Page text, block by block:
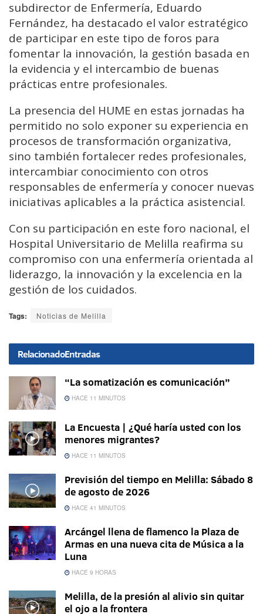
subdirector de Enfermería, Eduardo
Fernández, ha destacado el valor estratégico
de participar en este tipo de foros para
fomentar la innovación, la gestión basada en
la evidencia y el intercambio de buenas
prácticas entre profesionales.
La presencia del HUME en estas jornadas ha
permitido no solo exponer su experiencia en
procesos de transformación organizativa,
sino también fortalecer redes profesionales,
intercambiar conocimiento con otros
responsables de enfermería y conocer nuevas
iniciativas aplicables a la práctica asistencial.
Con su participación en este foro nacional, el
Hospital Universitario de Melilla reafirma su
compromiso con una enfermería orientada al
liderazgo, la innovación y la excelencia en la
gestión de los cuidados.
Tags: Noticias de Melilla
RelacionadoEntradas
“La somatización es comunicación”
HACE 11 MINUTOS
La Encuesta | ¿Qué haría usted con los
menores migrantes?
HACE 11 MINUTOS
Previsión del tiempo en Melilla: Sábado 8
de agosto de 2026
HACE 41 MINUTOS
Arcángel llena de flamenco la Plaza de
Armas en una nueva cita de Música a la
Luna
HACE 9 HORAS
Melilla, de la presión al alivio sin quitar
el ojo a la frontera